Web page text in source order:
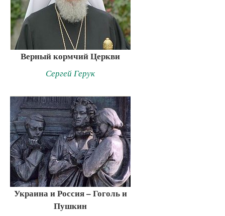
Верный кормчий Церкви
Сергей Герук
Украина и Россия – Гоголь и
Пушкин